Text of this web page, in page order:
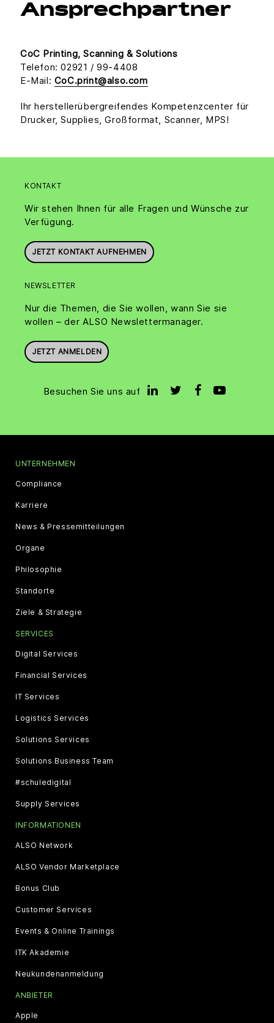
Ansprechpartner
CoC Printing, Scanning & Solutions
Telefon: 02921 / 99-4408
E-Mail: CoC.print@also.com
Ihr herstellerübergreifendes Kompetenzcenter für
Drucker, Supplies, Großformat, Scanner, MPS!
KONTAKT
Wir stehen Ihnen für alle Fragen und Wünsche zur
Verfügung.
JETZT KONTAKT AUFNEHMEN
NEWSLETTER
Nur die Themen, die Sie wollen, wann Sie sie
wollen – der ALSO Newslettermanager.
JETZT ANMELDEN
Besuchen Sie uns auf
UNTERNEHMEN
Compliance
Karriere
News & Pressemitteilungen
Organe
Philosophie
Standorte
Ziele & Strategie
SERVICES
Digital Services
Financial Services
IT Services
Logistics Services
Solutions Services
Solutions Business Team
#schuledigital
Supply Services
INFORMATIONEN
ALSO Network
ALSO Vendor Marketplace
Bonus Club
Customer Services
Events & Online Trainings
ITK Akademie
Neukundenanmeldung
ANBIETER
Apple